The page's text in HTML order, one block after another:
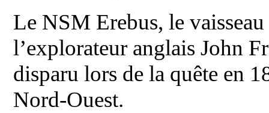
Le NSM Erebus, le
l’explorateur anglais John
disparu lors de la quête en
Nord-Ouest.